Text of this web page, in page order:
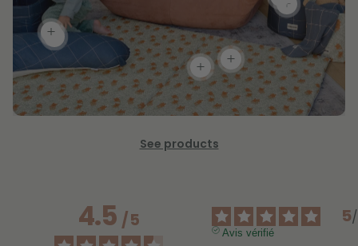
See products
4.5/5 5/
Avis vérifié